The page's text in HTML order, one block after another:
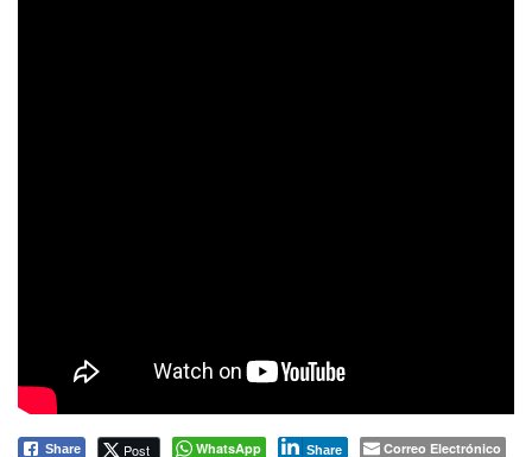
Share Post WhatsApp Share Correo Electrónico